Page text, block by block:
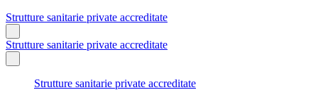
Strutture sanitarie private accreditate
Strutture sanitarie private accreditate
Strutture sanitarie private accreditate